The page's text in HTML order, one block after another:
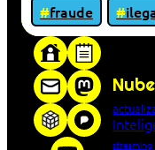
fraude
streaming